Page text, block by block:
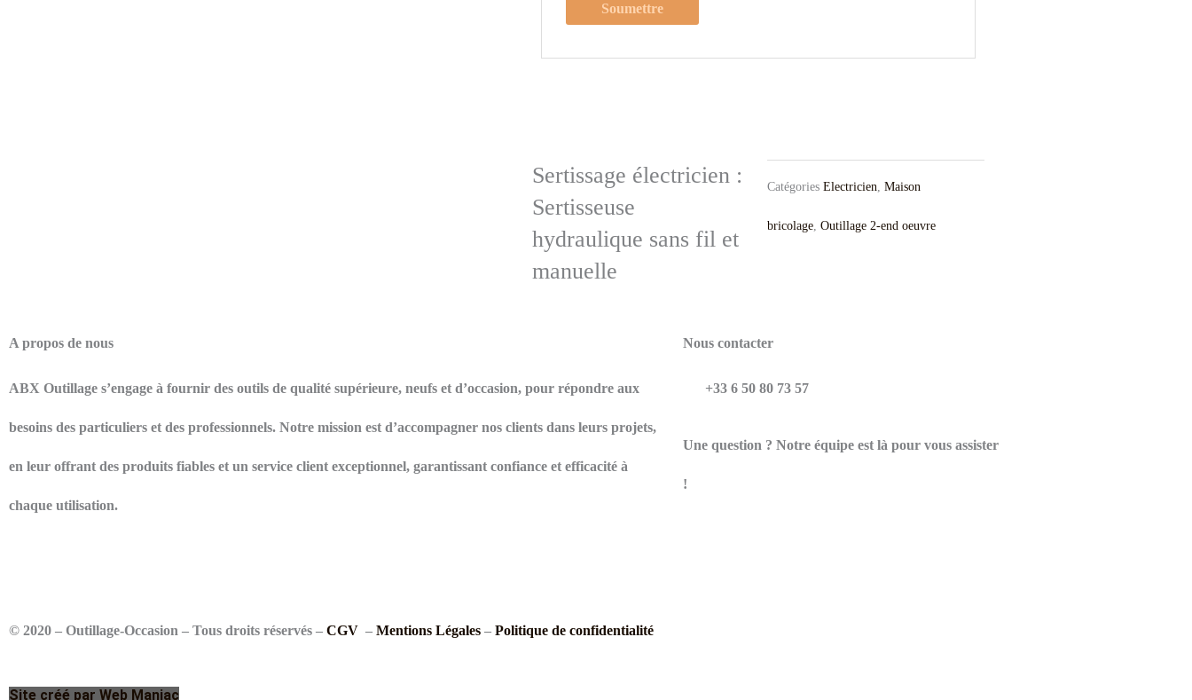
Sertissage électricien :
Sertisseuse
hydraulique sans fil et
manuelle
Catégories Electricien, Maison
bricolage, Outillage 2-end oeuvre
A propos de nous
ABX Outillage s’engage à fournir des outils de qualité supérieure, neufs et d’occasion, pour répondre aux
besoins des particuliers et des professionnels. Notre mission est d’accompagner nos clients dans leurs projets,
en leur offrant des produits fiables et un service client exceptionnel, garantissant confiance et efficacité à
chaque utilisation.
Nous contacter
+33 6 50 80 73 57
Une question ? Notre équipe est là pour vous assister
!
© 2020 – Outillage-Occasion – Tous droits réservés – CGV – Mentions Légales – Politique de confidentialité
Site créé par Web Maniac